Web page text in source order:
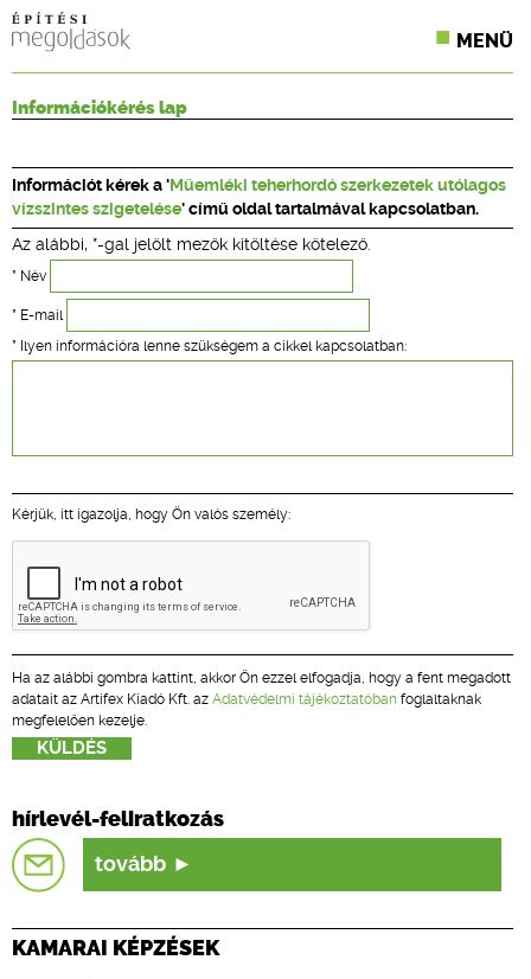
MENÜ
CPR TERMÉKKIÍRÁS
ÉPÍTÉSI JOG
ONLINE KÉPZÉSEK
TERVEZÉSI SEGÉDLETEK
Információkérés lap
Információt kérek a ' Műemléki teherhordó szerkezetek utólagos
vízszintes szigetelése' című oldal tartalmával kapcsolatban.
Az alábbi, *-gal jelölt mezők kitöltése kötelező.
* Név
* E-mail
* Ilyen információra lenne szükségem a cikkel kapcsolatban:
Kérjük, itt igazolja, hogy Ön valós személy:
Ha az alábbi gombra kattint, akkor Ön ezzel elfogadja, hogy a fent megadott
adatait az Artifex Kiadó Kft. az Adatvédelmi tájékoztatóban foglaltaknak
megfelelően kezelje.
hírlevél-feliratkozás
tovább
KAMARAI KÉPZÉSEK